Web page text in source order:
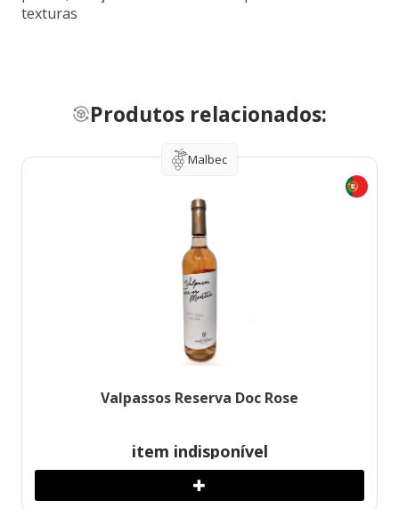
texturas
Produtos relacionados:
Malbec
Valpassos Reserva Doc Rose
item indisponível